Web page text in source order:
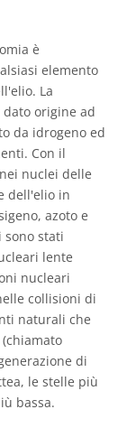
è
elemento
La
dato origine ad
da idrogeno ed
Con il
nuclei delle
dell'elio in
azoto e
stati
lente
nucleari
collisioni di
naturali che
di
le stelle più
bassa.